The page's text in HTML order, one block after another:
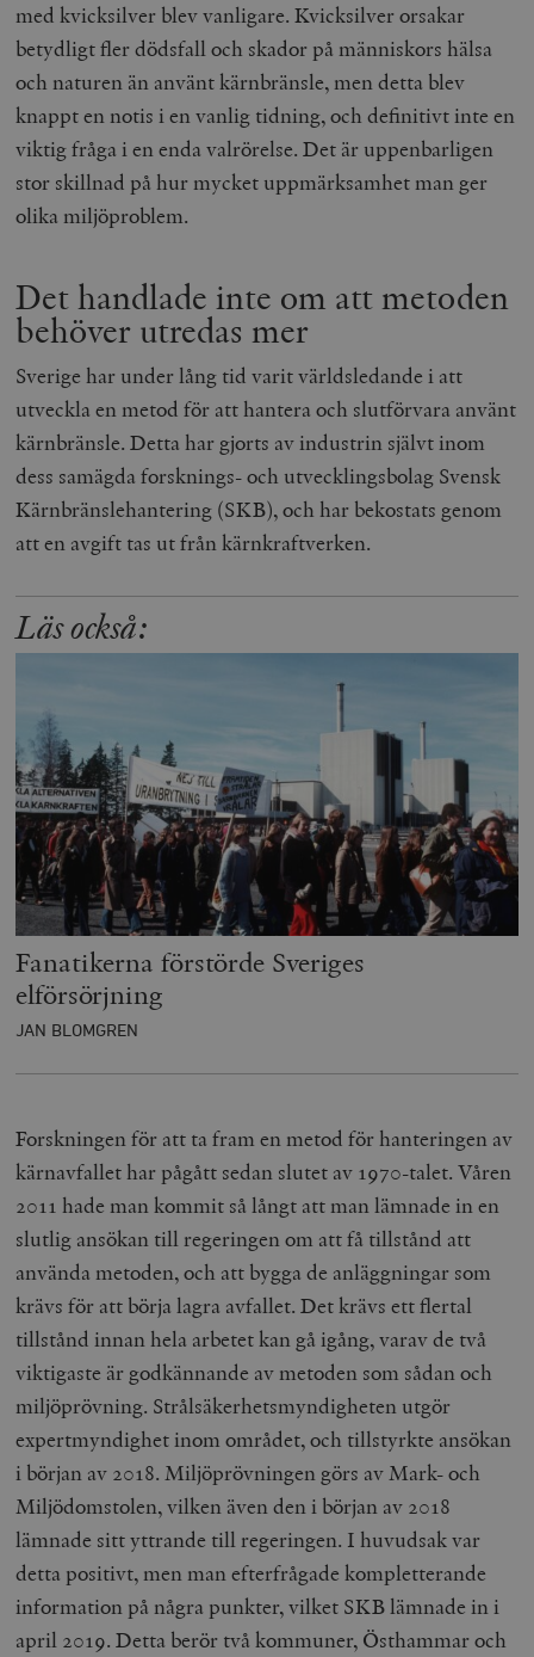
med kvicksilver blev vanligare. Kvicksilver orsakar
betydligt fler dödsfall och skador på människors hälsa
och naturen än använt kärnbränsle, men detta blev
knappt en notis i en vanlig tidning, och definitivt inte en
viktig fråga i en enda valrörelse. Det är uppenbarligen
stor skillnad på hur mycket uppmärksamhet man ger
olika miljöproblem.
Det handlade inte om att metoden
behöver utredas mer
Sverige har under lång tid varit världsledande i att
utveckla en metod för att hantera och slutförvara använt
kärnbränsle. Detta har gjorts av industrin självt inom
dess samägda forsknings- och utvecklingsbolag Svensk
Kärnbränslehantering (SKB), och har bekostats genom
att en avgift tas ut från kärnkraftverken.
Läs också:
Fanatikerna förstörde Sveriges
elförsörjning
JAN BLOMGREN
Forskningen för att ta fram en metod för hanteringen av
kärnavfallet har pågått sedan slutet av 1970-talet. Våren
2011 hade man kommit så långt att man lämnade in en
slutlig ansökan till regeringen om att få tillstånd att
använda metoden, och att bygga de anläggningar som
krävs för att börja lagra avfallet. Det krävs ett flertal
tillstånd innan hela arbetet kan gå igång, varav de två
viktigaste är godkännande av metoden som sådan och
miljöprövning. Strålsäkerhetsmyndigheten utgör
expertmyndighet inom området, och tillstyrkte ansökan
i början av 2018. Miljöprövningen görs av Mark- och
Miljödomstolen, vilken även den i början av 2018
lämnade sitt yttrande till regeringen. I huvudsak var
detta positivt, men man efterfrågade kompletterande
information på några punkter, vilket SKB lämnade in i
april 2019. Detta berör två kommuner, Östhammar och